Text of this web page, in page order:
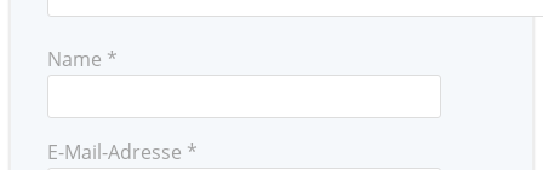
Name *
E-Mail-Adresse *